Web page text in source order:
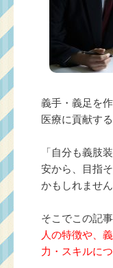
義手・義足を
医療に貢献す
「自分も義肢
安から、目指
かもしれません
そこでこの記事
人の特徴や、
力・スキルに